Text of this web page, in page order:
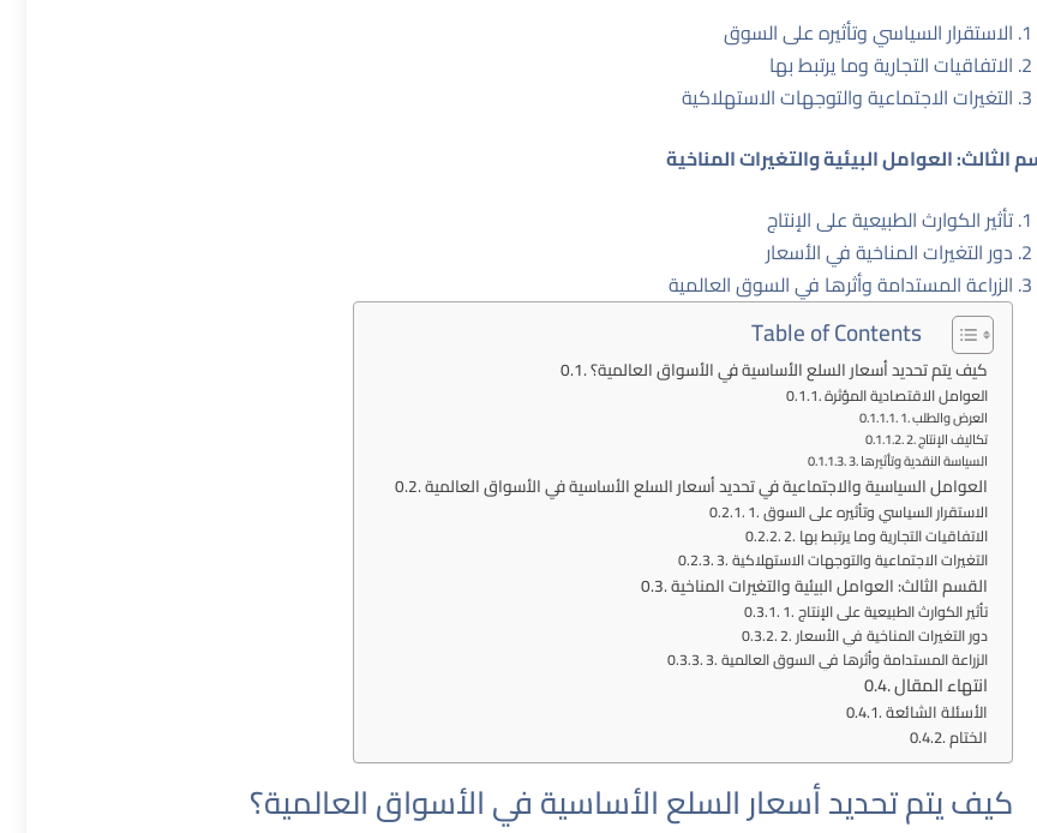
الاستقرار السياسي وتأثيره على السوق
الاتفاقيات التجارية وما يرتبط بها
التغيرات الاجتماعية والتوجهات الاستهلاكية
الثالث: العوامل البيئية والتغيرات المناخية
تأثير الكوارث الطبيعية على الإنتاج
دور التغيرات المناخية في الأسعار
الزراعة المستدامة وأثرها في السوق العالمية
Table of Contents
كيف يتم تحديد أسعار السلع الأساسية في الأسواق العالمية؟
العوامل الاقتصادية المؤثرة
1. العرض والطلب
2. تكاليف الإنتاج
3. السياسة النقدية وتأثيرها
العوامل السياسية والاجتماعية في تحديد أسعار السلع الأساسية في الأسواق العالمية
1. الاستقرار السياسي وتأثيره على السوق
2. الاتفاقيات التجارية وما يرتبط بها
3. التغيرات الاجتماعية والتوجهات الاستهلاكية
القسم الثالث: العوامل البيئية والتغيرات المناخية
1. تأثير الكوارث الطبيعية على الإنتاج
2. دور التغيرات المناخية في الأسعار
3. الزراعة المستدامة وأثرها في السوق العالمية
انتهاء المقال
الأسئلة الشائعة
الختام
كيف يتم تحديد أسعار السلع الأساسية في الأسواق العالمية؟